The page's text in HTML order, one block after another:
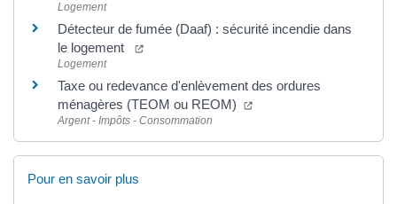
Logement
Détecteur de fumée (Daaf) : sécurité incendie dans
le logement
(ouverture dans un nouvel onglet)
Logement
Taxe ou redevance d'enlèvement des ordures
ménagères (TEOM ou REOM)
(ouverture dans un
Argent - Impôts - Consommation
Pour en savoir plus